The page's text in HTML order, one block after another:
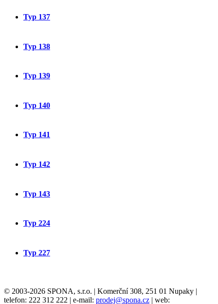
Typ 137
Typ 138
Typ 139
Typ 140
Typ 141
Typ 142
Typ 143
Typ 224
Typ 227
© 2003-2026 SPONA, s.r.o. | Komerční 308, 251 01 Nupaky |
telefon: 222 312 222 | e-mail: prodej@spona.cz | web: